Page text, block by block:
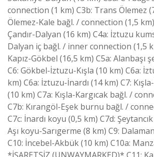
connection (1 km) C3b: Trans Ölemez
Ölemez-Kale bağl. / connection (1,5
Çandır-Dalyan (16 km) C4a: İztuzu
Dalyan iç bağl. / inner connection (1,5
Kapız-Gökbel (16,5 km) C5a: Alanbaşı
C6: Gökbel-İztuzu-Kışla (10 km) C6a:
km) C6a: İztuzu-İnardı (14 km) C7:
(10 km) C7a: Kışla-Kargıcak bağl. /
C7b: Kırangöl-Eşek burnu bağl. /
C7c: İnardı koyu (0,5 km) C7d:
Aşı koyu-Sarıgerme (8 km) C9:
C10: İncebel-Akbük (10 km) C10a:
*İŞARETSİZ (UNWAYMARKED)* C11: